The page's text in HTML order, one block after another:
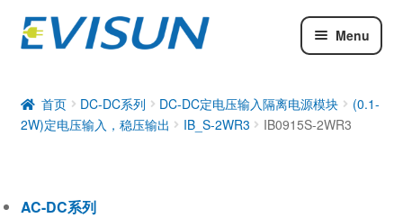
Menu
DC-DC系列
工业通信模块
首页 DC-DC系列 DC-DC定电压输入隔离电源模块
(0.1-
2W)定电压输入，稳压输出
IB_S-2WR3 IB0915S-2WR3
AC-DC系列